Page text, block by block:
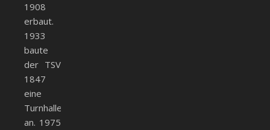
1908
erbaut.
1933
baute
der TSV
1847
eine
Turnhalle
an. 1975